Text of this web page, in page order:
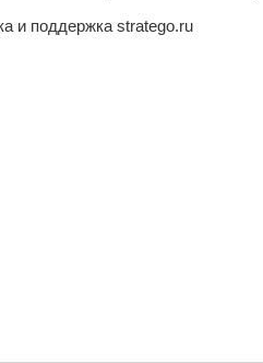
и поддержка stratego.ru